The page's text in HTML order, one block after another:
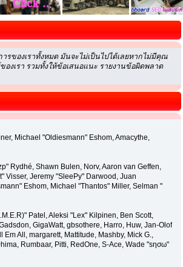
รของเราทั้งหมด มันจะไม่เป็นไปได้เลยหากไม่มีคุณ
องเรา รวมทั้งให้ข้อเสนอแนะ รายงานข้อผิดพลาด
Michael "Oldiesmann" Eshom, Amacythe,
Rydhé, Shawn Bulen, Norv, Aaron van Geffen,
Visser, Jeremy "SleePy" Darwood, Juan
Eshom, Michael "Thantos" Miller, Selman "
Patel, Aleksi "Lex" Kilpinen, Ben Scott,
GigaWatt, gbsothere, Harro, Huw, Jan-Olof
All, margarett, Mattitude, Mashby, Mick G.,
Rumbaar, Pitti, RedOne, S-Ace, Wade "sησω"